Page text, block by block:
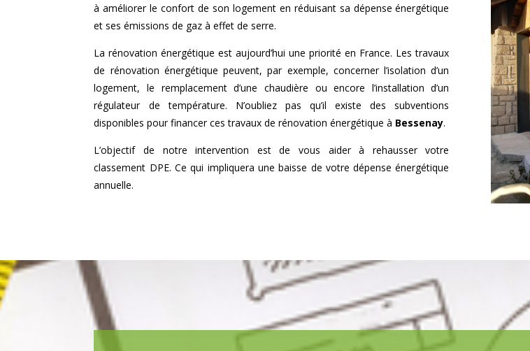
à améliorer le confort de son logement en réduisant sa dépense énergétique
et ses émissions de gaz à effet de serre.
La rénovation énergétique est aujourd’hui une priorité en France. Les travaux
de rénovation énergétique peuvent, par exemple, concerner l’isolation d’un
logement, le remplacement d’une chaudière ou encore l’installation d’un
régulateur de température. N’oubliez pas qu’il existe des subventions
disponibles pour financer ces travaux de rénovation énergétique à Bessenay.
L’objectif de notre intervention est de vous aider à rehausser votre
classement DPE. Ce qui impliquera une baisse de votre dépense énergétique
annuelle.